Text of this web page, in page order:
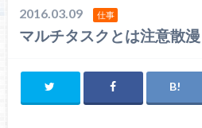
2016.03.09 仕事
マルチタスクとは注意散